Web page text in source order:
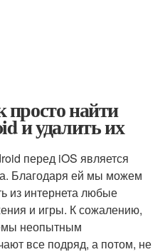
найти
и удалить их
перед iOS является
Благодаря ей мы можем
из интернета любые
и игры. К сожалению,
неопытным
все подряд, а потом, не